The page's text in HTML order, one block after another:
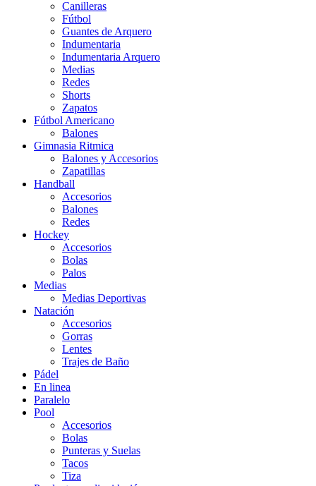
Canilleras
Fútbol
Guantes de Arquero
Indumentaria
Indumentaria Arquero
Medias
Redes
Shorts
Zapatos
Fútbol Americano
Balones
Gimnasia Ritmica
Balones y Accesorios
Zapatillas
Handball
Accesorios
Balones
Redes
Hockey
Accesorios
Bolas
Palos
Medias
Medias Deportivas
Natación
Accesorios
Gorras
Lentes
Trajes de Baño
Pádel
En linea
Paralelo
Pool
Accesorios
Bolas
Punteras y Suelas
Tacos
Tiza